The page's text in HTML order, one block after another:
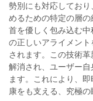
勢別にも対応してお
めるための特定の層
首を優しく包み込む
の正しいアライメン
されます。この技術
解消され、ユーザー
ます。これにより、
康をも支える、究極の